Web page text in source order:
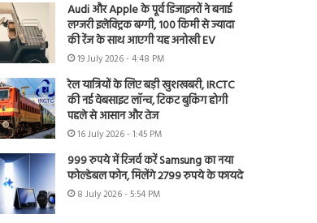
Audi और Apple के पूर्व डिजाइनरों ने बनाई
लग्जरी इलेक्ट्रिक बग्गी, 100 किमी से ज्यादा
की रेंज के साथ आएगी यह अनोखी EV
19 July 2026 - 4:48 PM
रेल यात्रियों के लिए बड़ी खुशखबरी, IRCTC
की नई वेबसाइट लॉन्च, टिकट बुकिंग होगी
पहले से आसान और तेज
16 July 2026 - 1:45 PM
999 रुपये में रिजर्व करें Samsung का नया
फोल्डेबल फोन, मिलेंगे 2799 रुपये के फायदे
8 July 2026 - 5:54 PM